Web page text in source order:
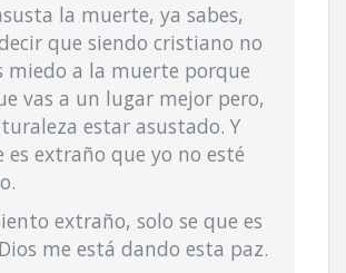
la muerte, ya sabes,
que siendo cristiano no
miedo a la muerte porque
vas a un lugar mejor pero,
estar asustado. Y
es extraño que yo no esté
extraño, solo se que es
me está dando esta paz.